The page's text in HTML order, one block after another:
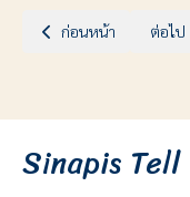
เนื้อหาก่อนหน้า: ประตู
ก่อนหน้า เนื้อห
ต่อไป
Sinapis Tell